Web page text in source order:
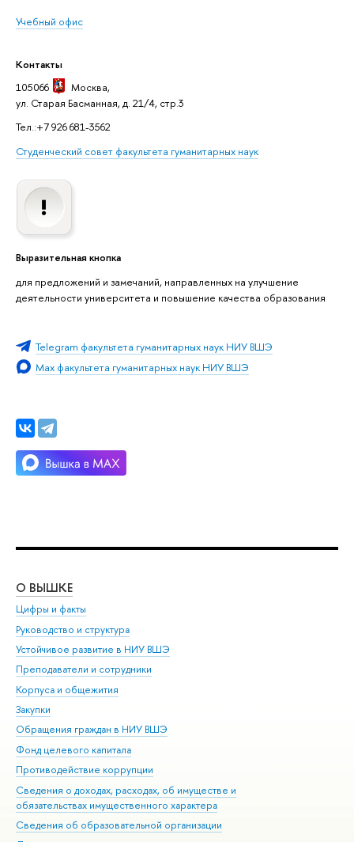
Учебный офис
Контакты
105066
Москва,
ул. Старая Басманная, д. 21/4, стр.3
Тел.:+7 926 681-3562
Студенческий совет факультета гуманитарных наук
Выразительная кнопка
для предложений и замечаний, направленных на улучшение
деятельности университета и повышение качества образования
Telegram факультета гуманитарных наук НИУ ВШЭ
Мах факультета гуманитарных наук НИУ ВШЭ
О ВЫШКЕ
Цифры и факты
Руководство и структура
Устойчивое развитие в НИУ ВШЭ
Преподаватели и сотрудники
Корпуса и общежития
Закупки
Обращения граждан в НИУ ВШЭ
Фонд целевого капитала
Противодействие коррупции
Сведения о доходах, расходах, об имуществе и
обязательствах имущественного характера
Сведения об образовательной организации